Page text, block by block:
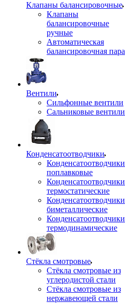
Клапаны балансировочные
Клапаны
балансировочные
ручные
Автоматическая
балансировочная пара
Вентили
Сильфонные вентили
Сальниковые вентили
Конденсатоотводчики
Конденсатоотводчики
поплавковые
Конденсатоотводчики
термостатические
Конденсатоотводчики
биметаллические
Конденсатоотводчики
термодинамические
Стёкла смотровые
Стёкла смотровые из
углеродистой стали
Стёкла смотровые из
нержавеющей стали